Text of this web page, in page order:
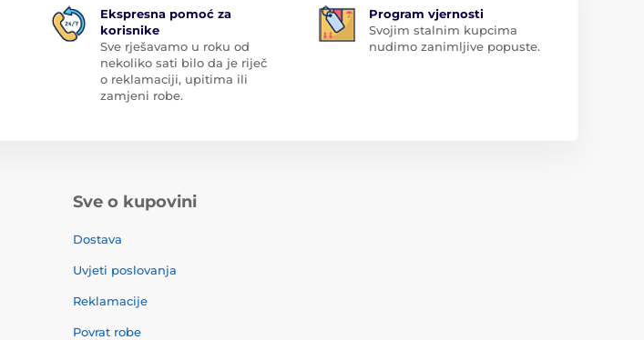
Ekspresna pomoć za
korisnike
Sve rješavamo u roku od
nekoliko sati bilo da je riječ
o reklamaciji, upitima ili
zamjeni robe.
Program vjernosti
Svojim stalnim kupcima
nudimo zanimljive popuste.
Sve o kupovini
Dostava
Uvjeti poslovanja
Reklamacije
Povrat robe